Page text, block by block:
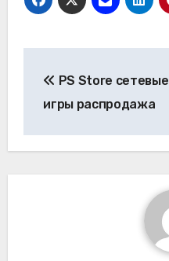
по
PS Store сетевые
игры распродажа